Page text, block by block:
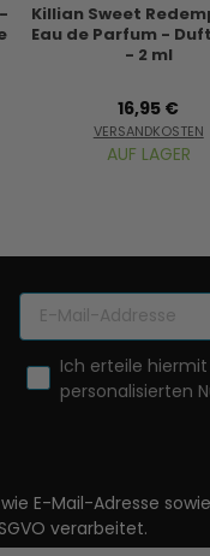
Killian Sweet
Eau de Parfum -
- 2 ml
16,95 €
VERSANDKOSTEN
AUF LAGER
Ich erteile hiermit
personalisierten
E-Mail-Adresse
verarbeitet.